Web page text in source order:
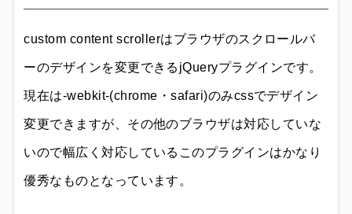
custom content scrollerはブラウザのスクロールバ
ーのデザインを変更できるjQueryプラグインです。
現在は-webkit-(chrome・safari)のみcssでデザイン
変更できますが、その他のブラウザは対応していな
いので幅広く対応しているこのプラグインはかなり
優秀なものとなっています。